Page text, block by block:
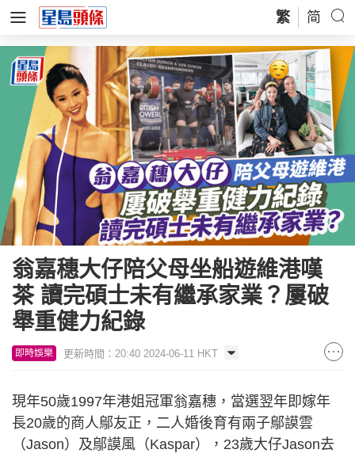
繁 简
翁嘉穗大仔陪父母坐船遊維港嘆
茶 讀完碩士未有繼承家業？屢破
舉重健力紀錄
即時娛樂 更新時間：20:40 2024-06-11 HKT
現年50歲1997年港姐冠軍翁嘉穗，當選翌年即嫁年
長20歲的商人鄔友正，二人婚後育有兩子鄔謨雲
（Jason）及鄔謨風（Kaspar），23歲大仔Jason去